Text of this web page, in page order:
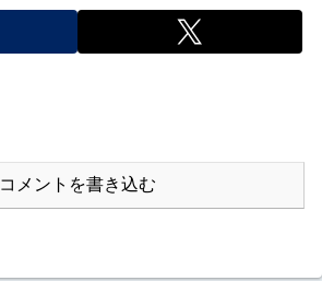
コメントを書き込む